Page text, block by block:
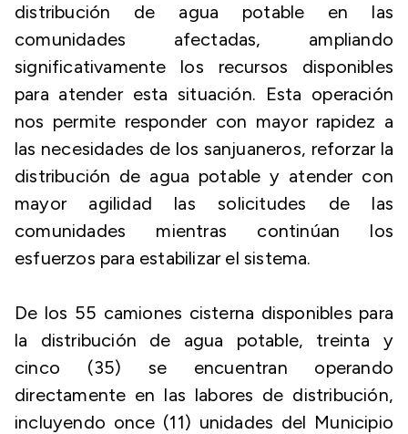
distribución de agua potable en las
comunidades afectadas, ampliando
significativamente los recursos disponibles
para atender esta situación. Esta operación
nos permite responder con mayor rapidez a
las necesidades de los sanjuaneros, reforzar la
distribución de agua potable y atender con
mayor agilidad las solicitudes de las
comunidades mientras continúan los
esfuerzos para estabilizar el sistema.
De los 55 camiones cisterna disponibles para
la distribución de agua potable, treinta y
cinco (35) se encuentran operando
directamente en las labores de distribución,
incluyendo once (11) unidades del Municipio